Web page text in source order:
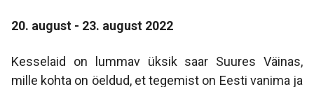
20. august - 23. august 2022
Kesselaid on lummav üksik saar Suures Väinas,
mille kohta on öeldud, et tegemist on Eesti vanima ja